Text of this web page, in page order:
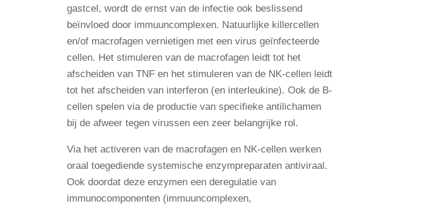
gastcel, wordt de ernst van de infectie ook beslissend
beïnvloed door immuuncomplexen. Natuurlijke killercellen
en/of macrofagen vernietigen met een virus geïnfecteerde
cellen. Het stimuleren van de macrofagen leidt tot het
afscheiden van TNF en het stimuleren van de NK-cellen leidt
tot het afscheiden van interferon (en interleukine). Ook de B-
cellen spelen via de productie van specifieke antilichamen
bij de afweer tegen virussen een zeer belangrijke rol.
Via het activeren van de macrofagen en NK-cellen werken
oraal toegediende systemische enzympreparaten antiviraal.
Ook doordat deze enzymen een deregulatie van
immunocomponenten (immuuncomplexen,